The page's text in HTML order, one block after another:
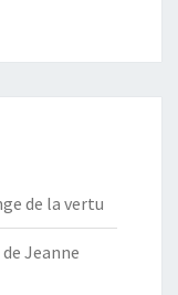
de la vertu
Jeanne